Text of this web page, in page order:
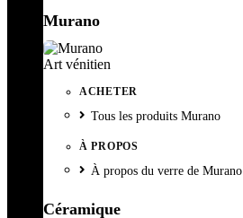
Murano
Art vénitien
ACHETER
Tous les produits Murano
À PROPOS
À propos du verre de Murano
Céramique